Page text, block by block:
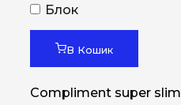
Блок
В Кошик
Compliment super